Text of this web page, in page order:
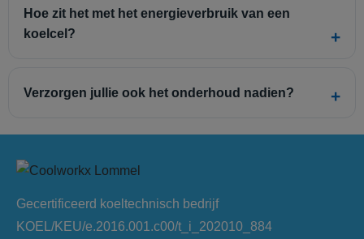
Hoe zit het met het energieverbruik van een
koelcel?
Verzorgen jullie ook het onderhoud nadien?
Gecertificeerd koeltechnisch bedrijf
KOEL/KEU/e.2016.001.c00/t_i_202010_884